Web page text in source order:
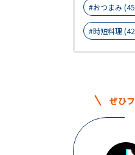
おつまみ
時短料理
ぜひ